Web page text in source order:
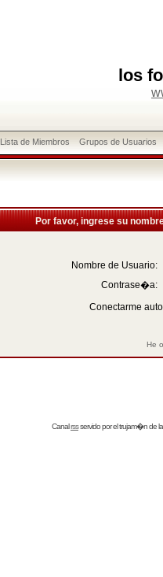
los
Lista de Miembros Grupos de Usuarios
Por favor, ingrese su
Nombre de Usuario:
Contrase�a:
Conectarme
He
Canalrssservido por eltrujam�nde